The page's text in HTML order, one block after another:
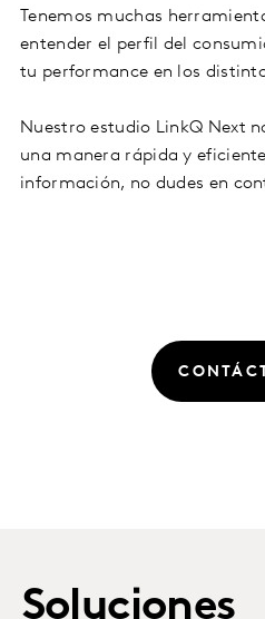
Tenemos muchas
entender el perfil del
tu performance en los
Nuestro estudio LinkQ Next
una manera rápida y
información, no dudes en
Soluciones